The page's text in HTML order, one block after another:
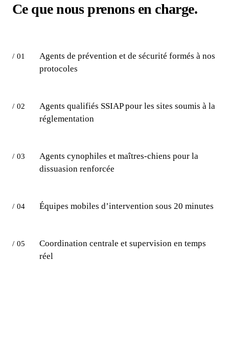
Ce que nous prenons en charge.
/ 01
Agents de prévention et de sécurité formés à nos
protocoles
/ 02
Agents qualifiés SSIAP pour les sites soumis à la
réglementation
/ 03
Agents cynophiles et maîtres-chiens pour la
dissuasion renforcée
/ 04 Équipes mobiles d’intervention sous 20 minutes
/ 05
Coordination centrale et supervision en temps
réel